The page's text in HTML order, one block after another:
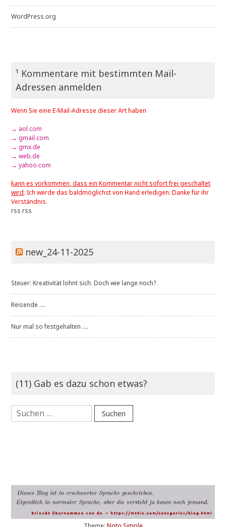
WordPress.org
¹ Kommentare mit bestimmten Mail-
Adressen anmelden
Wenn Sie eine E-Mail-Adresse dieser Art haben
→ aol.com
→ gmail.com
→ gmx.de
→ web.de
→ yahoo.com
kann es vorkommen, dass ein Kommentar nicht sofort frei geschaltet
wird. Ich werde das baldmöglichst von Hand erledigen. Danke für ihr
Verständnis.
rss rss
new_24-11-2025
Steuer: Kreativität lohnt sich. Doch wie lange noch?
Reisende ....
Nur mal so festgehalten ....
(11) Gab es dazu schon etwas?
Suchen
nach: